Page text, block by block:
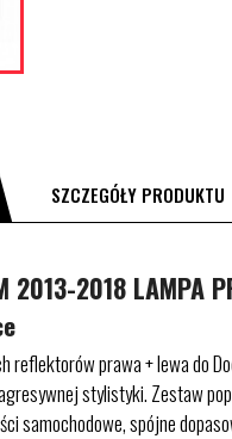
SZCZEGÓŁY PRODUKTU
2013-2018 LAMPA
reflektorów prawa + lewa do
stylistyki. Zestaw
samochodowe, spójne